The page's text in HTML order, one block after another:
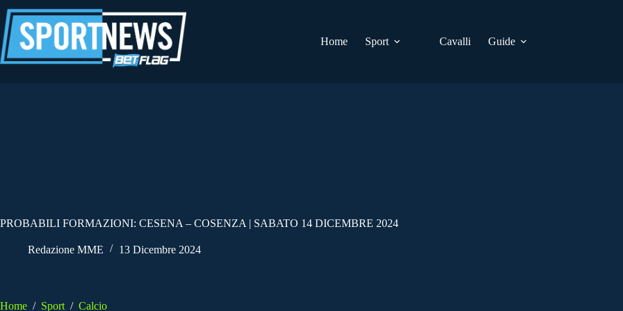
al
contenuto
Home
Sport Cavalli Guide
PROBABILI FORMAZIONI: CESENA – COSENZA | SABATO 14 DICEMBRE 2024
Redazione MME 13 Dicembre 2024
Home / Sport / Calcio